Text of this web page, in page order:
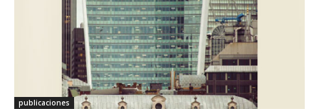
publicaciones